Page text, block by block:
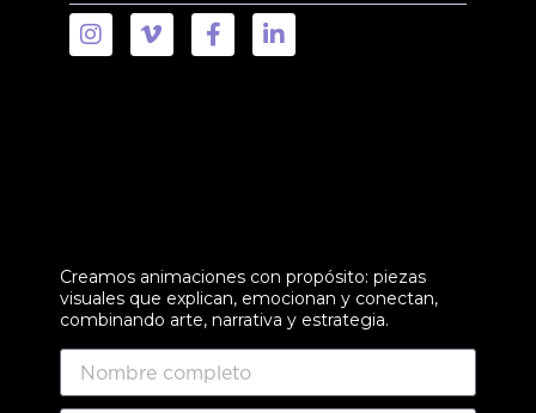
Creamos animaciones con propósito: piezas
visuales que explican, emocionan y conectan,
combinando arte, narrativa y estrategia.